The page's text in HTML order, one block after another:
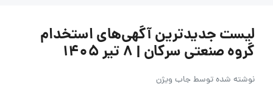
لیست جدیدترین آگهی‌های استخدام
گروه صنعتی سرکان | ۸ تیر ۱۴۰۵
نوشته شده توسطجاب ویژن